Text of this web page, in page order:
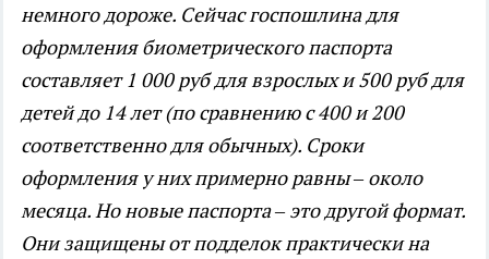
немного дороже. Сейчас госпошлина для
оформления биометрического паспорта
составляет 1 000 руб для взрослых и 500 руб для
детей до 14 лет (по сравнению с 400 и 200
соответственно для обычных). Сроки
оформления у них примерно равны – около
месяца. Но новые паспорта – это другой формат.
Они защищены от подделок практически на